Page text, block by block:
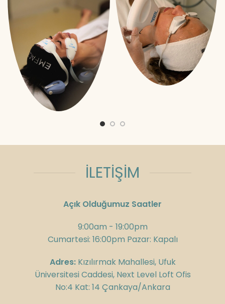
İLETİŞİM
Açık Olduğumuz Saatler
9:00am - 19:00pm
Cumartesi: 16:00pm Pazar: Kapalı
Adres:Kızılırmak Mahallesi, Ufuk
Üniversitesi Caddesi, Next Level Loft Ofis
No:4 Kat: 14 Çankaya/Ankara